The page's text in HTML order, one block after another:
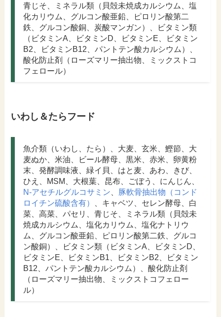
青じそ、ミネラル類（貝殻未焼成カルシウム、塩
化カリウム、グルコン酸亜鉛、ピロリン酸第二
鉄、グルコン酸銅、炭酸マンガン）、ビタミン類
（ビタミンA、ビタミンD、ビタミンE、ビタミン
B2、ビタミンB12、パントテン酸カルシウム）、
酸化防止剤（ローズマリー抽出物、ミックストコ
フェロール）
いわし＆たらフード
魚介類（いわし、たら）、大麦、玄米、鰹節、大
麦ぬか、米油、ビール酵母、黒米、赤米、卵黄粉
末、発酵調味液、緑イ貝、はと麦、あわ、きび、
ひえ、MSM、大根葉、昆布、ごぼう、にんじん、
N-アセチルグルコサミン
豚軟骨抽出物（コンド
ロイチン硫酸含有）
、キャベツ、セレン酵母、白
菜、高菜、パセリ、青じそ、ミネラル類（貝殻未
焼成カルシウム、塩化カリウム、塩化ナトリウ
ム、グルコン酸亜鉛、ピロリン酸第二鉄、グルコ
ン酸銅）、ビタミン類（ビタミンA、ビタミンD、
ビタミンE、ビタミンB1、ビタミンB2、ビタミン
B12、パントテン酸カルシウム）、酸化防止剤
（ローズマリー抽出物、ミックストコフェロー
ル）